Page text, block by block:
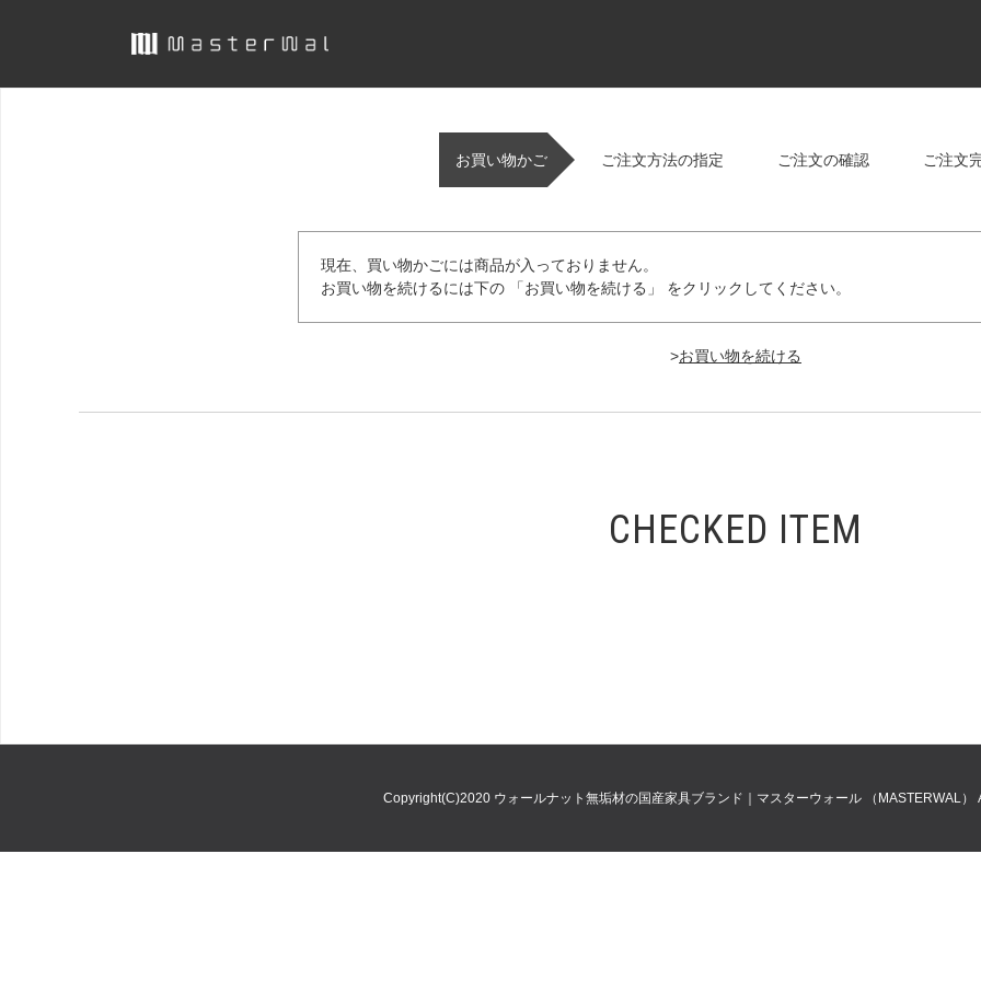
お買い物かご ご注文方法の指定 ご注文の確認 ご注文
現在、買い物かごには商品が入っておりません。
お買い物を続けるには下の 「お買い物を続ける」 をクリックしてください。
>
CHECKED ITEM
Copyright(C)2020 ウォールナット無垢材の国産家具ブランド｜マスターウォール （MASTERWAL）